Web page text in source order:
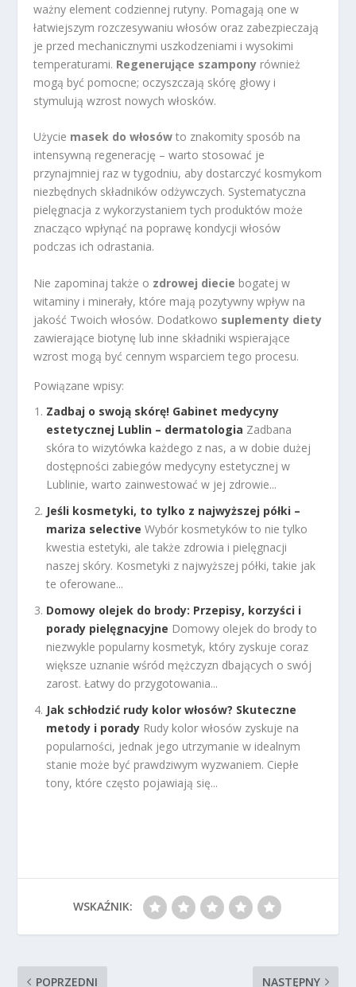
ważny element codziennej rutyny. Pomagają one w
łatwiejszym rozczesywaniu włosów oraz zabezpieczają
je przed mechanicznymi uszkodzeniami i wysokimi
temperaturami. Regenerujące szampony również
mogą być pomocne; oczyszczają skórę głowy i
stymulują wzrost nowych włosków.
Użycie masek do włosów to znakomity sposób na
intensywną regenerację – warto stosować je
przynajmniej raz w tygodniu, aby dostarczyć kosmykom
niezbędnych składników odżywczych. Systematyczna
pielęgnacja z wykorzystaniem tych produktów może
znacząco wpłynąć na poprawę kondycji włosów
podczas ich odrastania.
Nie zapominaj także o zdrowej diecie bogatej w
witaminy i minerały, które mają pozytywny wpływ na
jakość Twoich włosów. Dodatkowo suplementy diety
zawierające biotynę lub inne składniki wspierające
wzrost mogą być cennym wsparciem tego procesu.
Powiązane wpisy:
Zadbaj o swoją skórę! Gabinet medycyny
estetycznej Lublin – dermatologia Zadbana
skóra to wizytówka każdego z nas, a w dobie dużej
dostępności zabiegów medycyny estetycznej w
Lublinie, warto zainwestować w jej zdrowie...
Jeśli kosmetyki, to tylko z najwyższej półki –
mariza selective Wybór kosmetyków to nie tylko
kwestia estetyki, ale także zdrowia i pielęgnacji
naszej skóry. Kosmetyki z najwyższej półki, takie jak
te oferowane...
Domowy olejek do brody: Przepisy, korzyści i
porady pielęgnacyjne Domowy olejek do brody to
niezwykle popularny kosmetyk, który zyskuje coraz
większe uznanie wśród mężczyzn dbających o swój
zarost. Łatwy do przygotowania...
Jak schłodzić rudy kolor włosów? Skuteczne
metody i porady Rudy kolor włosów zyskuje na
popularności, jednak jego utrzymanie w idealnym
stanie może być prawdziwym wyzwaniem. Ciepłe
tony, które często pojawiają się...
WSKAŹNIK:
POPRZEDNI NASTĘPNY